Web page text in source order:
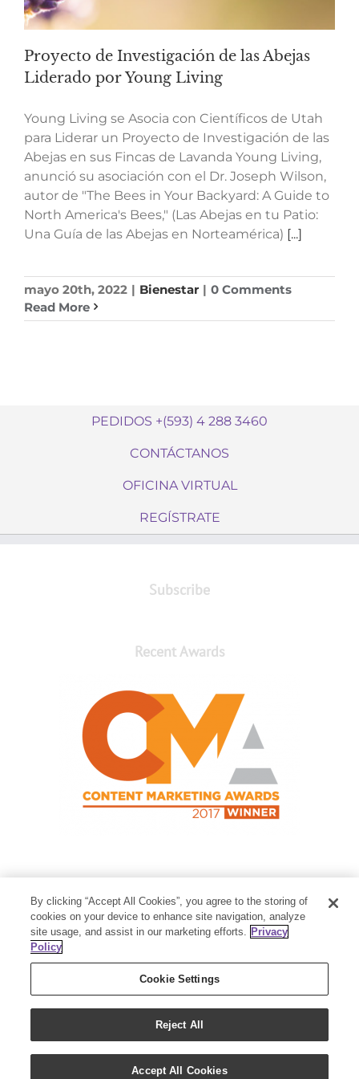
Proyecto de Investigación de las Abejas
Liderado por Young Living
Young Living se Asocia con Científicos de Utah
para Liderar un Proyecto de Investigación de las
Abejas en sus Fincas de Lavanda Young Living,
anunció su asociación con el Dr. Joseph Wilson,
autor de "The Bees in Your Backyard: A Guide to
North America's Bees," (Las Abejas en tu Patio:
Una Guía de las Abejas en Norteamérica) [...]
mayo 20th, 2022 | Bienestar | 0 Comments
Read More
PEDIDOS +(593) 4 288 3460
CONTÁCTANOS
OFICINA VIRTUAL
REGÍSTRATE
Subscribe
Recent Awards
Member Services:
1-800-371-3515
Thanksgiving Point Business Park
3125 Executive Parkway
Lehi, UT 84043
By clicking “Accept All Cookies”, you agree to the storing of
cookies on your device to enhance site navigation, analyze
site usage, and assist in our marketing efforts. Privacy
Policy
Cookie Settings
Reject All
Accept All Cookies